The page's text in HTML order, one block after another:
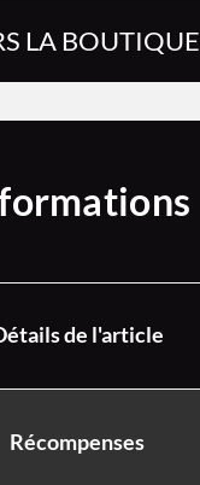
LA BOUTIQUE
de l'article
Récompenses